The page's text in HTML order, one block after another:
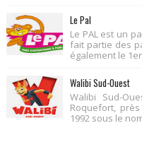
Le Pal
Le PAL est un
fait partie des
également le
Walibi Sud-Ouest
Walibi Sud-
Roquefort,
1992 sous le